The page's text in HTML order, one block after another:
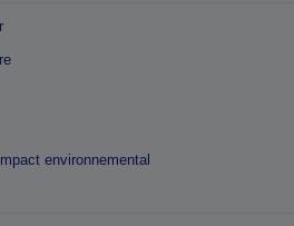
environnemental